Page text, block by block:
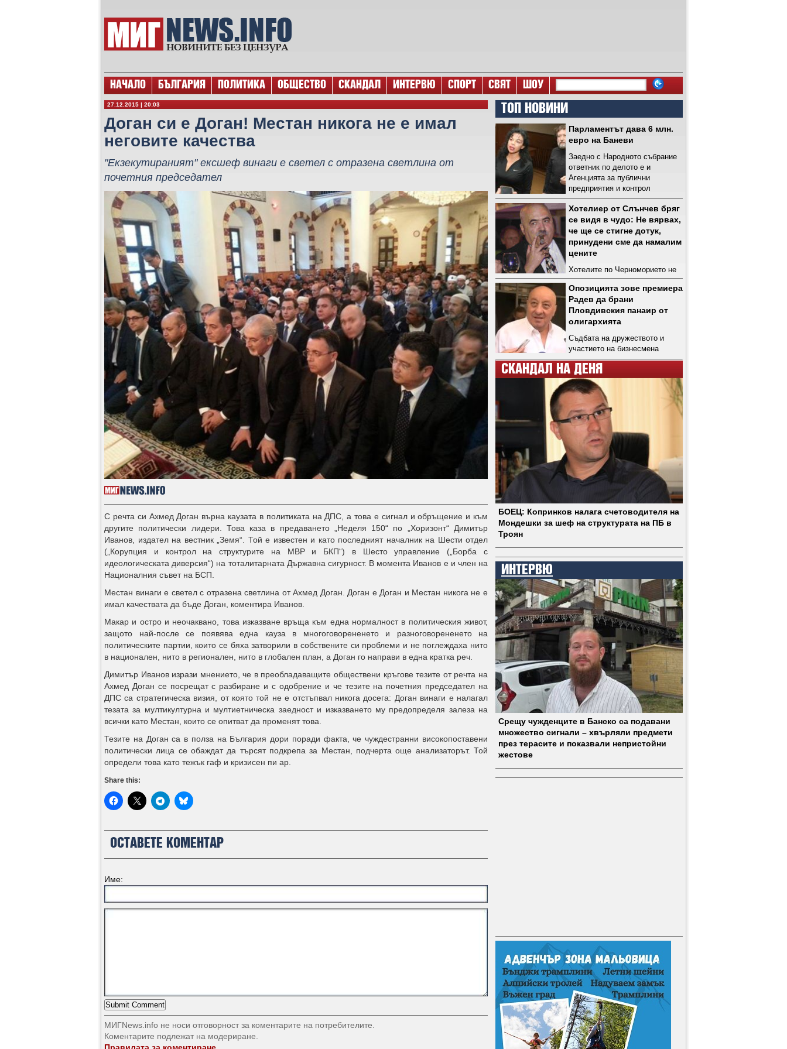
НАЧАЛО БЪЛГАРИЯ ПОЛИТИКА ОБЩЕСТВО СКАНДАЛ ИНТЕРВЮ СПОРТ СВЯТ ШОУ
27.12.2015 | 20:03
Доган си е Доган! Местан никога не е имал
неговите качества
"Екзекутираният" ексшеф винаги е светел с отразена светлина от
почетния председател
С речта си Ахмед Доган върна каузата в политиката на ДПС, а това е сигнал и обръщение и към
другите политически лидери. Това каза в предаването „Неделя 150“ по „Хоризонт“ Димитър
Иванов, издател на вестник „Земя“. Той е известен и като последният началник на Шести отдел
(„Корупция и контрол на структурите на МВР и БКП“) в Шесто управление („Борба с
идеологическата диверсия“) на тоталитарната Държавна сигурност. В момента Иванов е и член на
Националния съвет на БСП.
Местан винаги е светел с отразена светлина от Ахмед Доган. Доган е Доган и Местан никога не е
имал качествата да бъде Доган, коментира Иванов.
Макар и остро и неочаквано, това изказване връща към една нормалност в политическия живот,
защото най-после се появява една кауза в многоговорененето и разноговорененето на
политическите партии, които се бяха затворили в собствените си проблеми и не поглеждаха нито
в национален, нито в регионален, нито в глобален план, а Доган го направи в една кратка реч.
Димитър Иванов изрази мнението, че в преобладаващите обществени кръгове тезите от речта на
Ахмед Доган се посрещат с разбиране и с одобрение и че тезите на почетния председател на
ДПС са стратегическа визия, от която той не е отстъпвал никога досега: Доган винаги е налагал
тезата за мултикултурна и мултиетническа заедност и изказването му предопределя залеза на
всички като Местан, които се опитват да променят това.
Тезите на Доган са в полза на България дори поради факта, че чуждестранни високопоставени
политически лица се обаждат да търсят подкрепа за Местан, подчерта още анализаторът. Той
определи това като тежък гаф и кризисен пи ар.
Share this:
ОСТАВЕТЕ КОМЕНТАР
Име:
МИГNews.info не носи отговорност за коментарите на потребителите.
Коментарите подлежат на модериране.
Правилата за коментиране
ТОП НОВИНИ
Парламентът дава 6 млн.
евро на Баневи
Заедно с Народното събрание
ответник по делото е и
Агенцията за публични
предприятия и контрол
Хотелиер от Слънчев бряг
се видя в чудо: Не вярвах,
че ще се стигне дотук,
принудени сме да намалим
цените
Хотелите по Черноморието не
могат да запълнят свободните
си стаи дори през август
Опозицията зове премиера
Радев да брани
Пловдивския панаир от
олигархията
Съдбата на дружеството и
участието на бизнесмена
Гергов се озоваха в ръцете на
финансовия министър Гълъб
Донев
СКАНДАЛ НА ДЕНЯ
БОЕЦ: Копринков налага счетоводителя на
Мондешки за шеф на структурата на ПБ в
Троян
ИНТЕРВЮ
Срещу чужденците в Банско са подавани
множество сигнали – хвърляли предмети
през терасите и показвали непристойни
жестове